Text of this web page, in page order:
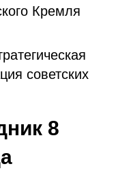
Кремля
советских
8